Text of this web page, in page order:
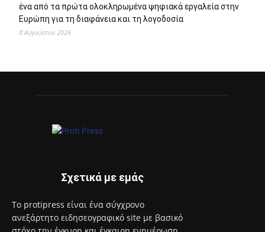
ένα από τα πρώτα ολοκληρωμένα ψηφιακά εργαλεία στην
Ευρώπη για τη διαφάνεια και τη λογοδοσία
8 Αυγούστου 2026
Σχετικά με εμάς
Το protipress είναι ένα σύγχρονο
ανεξάρτητο ειδησεογραφικό site με βασικό